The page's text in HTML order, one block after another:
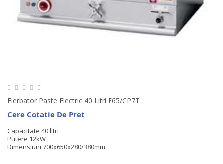
Fierbator Paste Electric 40 Litri E65/CP7T
Cere Cotatie De Pret
Capacitate 40 litri
Putere 12kW
Dimensiuni 700x650x280/380mm